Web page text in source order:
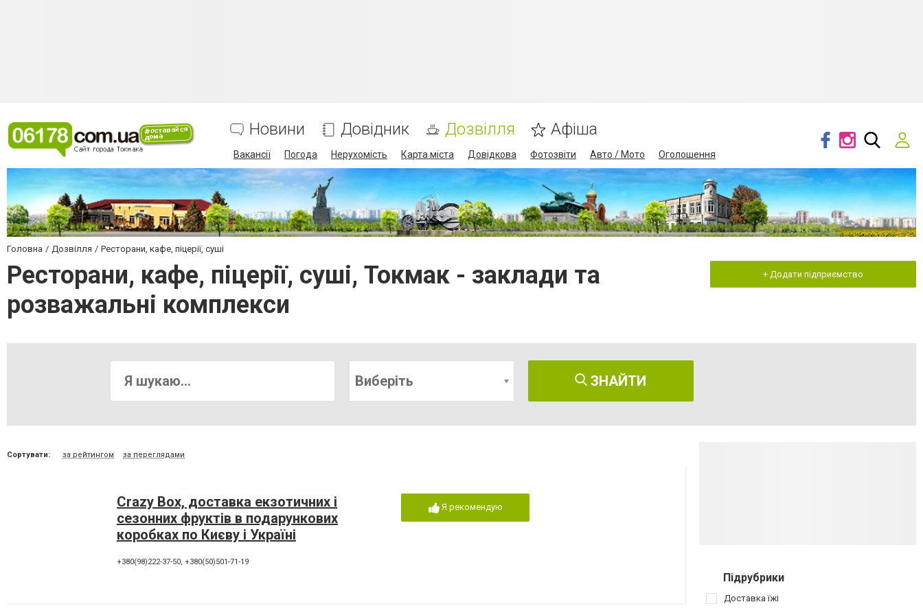
Новини Довідник Дозвілля Афіша
Вакансії Погода Нерухомість Карта міста Довідкова Фотозвіти Авто / Мото Оголошення
Головна Дозвілля Ресторани, кафе, піцерії, суші
Ресторани, кафе, піцерії, суші, Токмак - заклади та
розважальні комплекси
+ Додати підприємство
Виберіть ЗНАЙТИ
Сортувати: за рейтингом за переглядами
Crazy Box, доставка екзотичних і
сезонних фруктів в подарункових
коробках по Києву і Україні
+380(98)222-37-50, +380(50)501-71-19
Я рекомендую
Підрубрики
Доставка їжі